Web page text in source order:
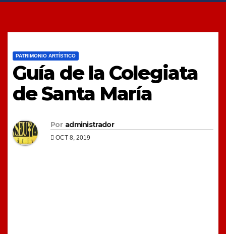
PATRIMONIO ARTÍSTICO
Guía de la Colegiata
de Santa María
Por administrador
OCT 8, 2019